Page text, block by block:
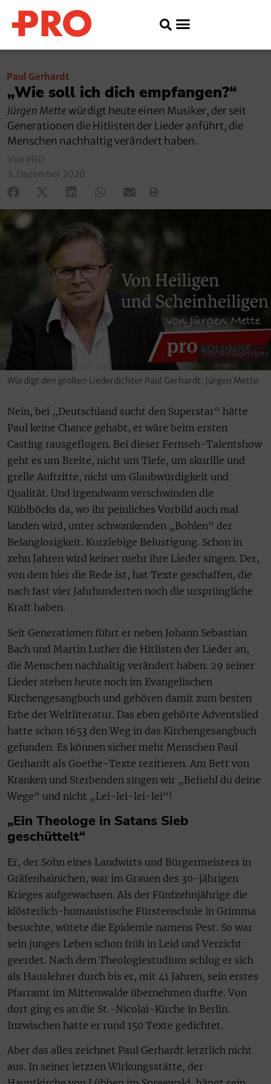
Paul Gerhardt
„Wie soll ich dich empfangen?“
Jürgen Mettewürdigt heute einen Musiker, der seit
Generationen die Hitlisten der Lieder anführt, die
Menschen nachhaltig verändert haben.
Von PRO
3. Dezember 2020
Foto: pro/Jürgen Mette
Würdigt den großen Liederdichter Paul Gerhardt: Jürgen Mette
Nein, bei „Deutschland sucht den Superstar“ hätte
Paul keine Chance gehabt, er wäre beim ersten
Casting rausgeflogen. Bei dieser Fernseh-Talentshow
geht es um Breite, nicht um Tiefe, um skurille und
grelle Auftritte, nicht um Glaubwürdigkeit und
Qualität. Und irgendwann verschwinden die
Küblböcks da, wo ihr peinliches Vorbild auch mal
landen wird, unter schwankenden „Bohlen“ der
Belanglosigkeit. Kurzlebige Belustigung. Schon in
zehn Jahren wird keiner mehr ihre Lieder singen. Der,
von dem hier die Rede ist, hat Texte geschaffen, die
nach fast vier Jahrhunderten noch die ursprüngliche
Kraft haben.
Seit Generationen führt er neben Johann Sebastian
Bach und Martin Luther die Hitlisten der Lieder an,
die Menschen nachhaltig verändert haben. 29 seiner
Lieder stehen heute noch im Evangelischen
Kirchengesangbuch und gehören damit zum besten
Erbe der Weltliteratur. Das eben gehörte Adventslied
hatte schon 1653 den Weg in das Kirchengesangbuch
gefunden. Es können sicher mehr Menschen Paul
Gerhardt als Goethe-Texte rezitieren. Am Bett von
Kranken und Sterbenden singen wir „Befiehl du deine
Wege“ und nicht „Lei-lei-lei-lei“!
„Ein Theologe in Satans Sieb
geschüttelt“
Er, der Sohn eines Landwirts und Bürgermeisters in
Gräfenhainichen, war im Grauen des 30-jährigen
Krieges aufgewachsen. Als der Fünfzehnjährige die
klösterlich-humanistische Fürstenschule in Grimma
besuchte, wütete die Epidemie namens Pest. So war
sein junges Leben schon früh in Leid und Verzicht
geerdet. Nach dem Theologiestudium schlug er sich
als Hauslehrer durch bis er, mit 41 Jahren, sein erstes
Pfarramt im Mittenwalde übernehmen durfte. Von
dort ging es an die St.-Nicolai-Kirche in Berlin.
Inzwischen hatte er rund 150 Texte gedichtet.
Aber das alles zeichnet Paul Gerhardt letztlich nicht
aus. In seiner letzten Wirkungsstätte, der